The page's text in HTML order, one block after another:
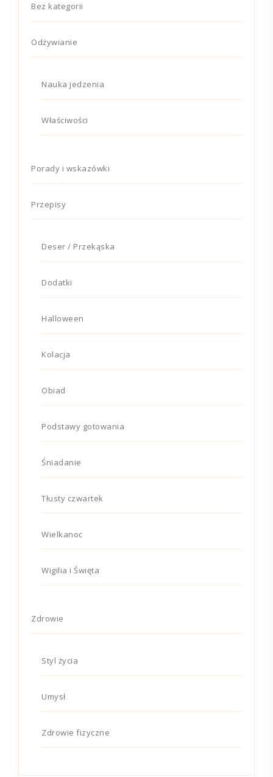
Bez kategorii
Odżywianie
Nauka jedzenia
Właściwości
Porady i wskazówki
Przepisy
Deser / Przekąska
Dodatki
Halloween
Kolacja
Obiad
Podstawy gotowania
Śniadanie
Tłusty czwartek
Wielkanoc
Wigilia i Święta
Zdrowie
Styl życia
Umysł
Zdrowie fizyczne